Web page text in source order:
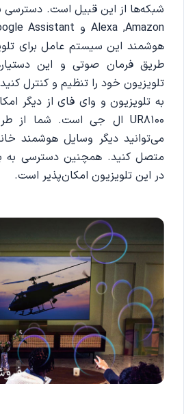
شبکه‌ها از این قبیل است.
هوشمند این سیستم عامل برای
طریق فرمان صوتی و این
تلویزیون خود را تنظیم و کنترل
به تلویزیون و وای فای از دیگر
می‌توانید دیگر وسایل هوشمند
در این تلویزیون امکان‌پذیر است.